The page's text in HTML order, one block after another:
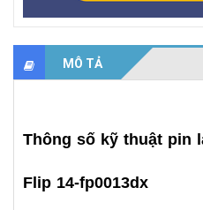
MÔ TẢ
Thông số kỹ thuật pin
Flip 14-fp0013dx